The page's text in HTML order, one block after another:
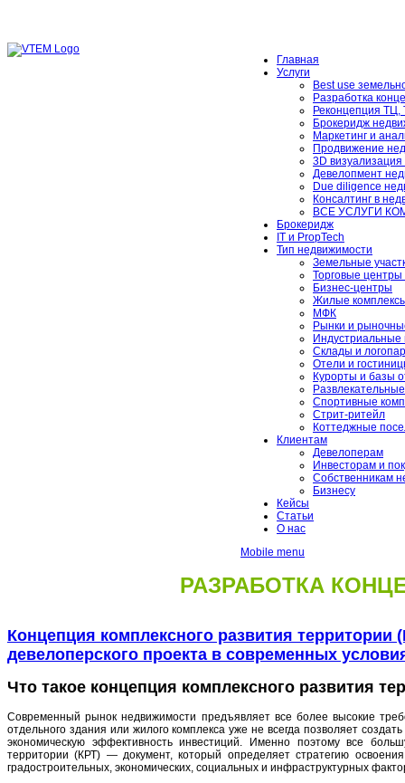
Главная
Услуги
Best use
Разработка
Реконцепция
Брокеридж
Маркетинг и
Продвижение
3D
Девелопмент
Due diligence
Консалтинг в
ВСЕ УСЛУГИ
Брокеридж
IT и PropTech
Тип недвижимости
Земельные
Торговые
Бизнес-центры
Жилые
МФК
Рынки и
Индустриальные
Склады и
Отели и
Курорты и базы
Спортивные
Стрит-ритейл
Коттеджные
Клиентам
Девелоперам
Инвесторам и
Собственникам
Бизнесу
Кейсы
Статьи
О нас
Mobile menu
РАЗРАБОТКА
Концепция комплексного развития территории
девелоперского проекта в современных
Что такое концепция комплексного развития
Современный рынок недвижимости предъявляет все более высокие
отдельного здания или жилого комплекса уже не всегда позволяет
экономическую эффективность инвестиций. Именно поэтому все
территории (КРТ) — документ, который определяет стратегию
градостроительных, экономических, социальных и инфраструктурных